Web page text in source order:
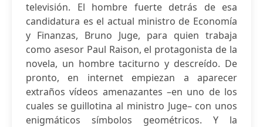
televisión. El hombre fuerte detrás de esa
candidatura es el actual ministro de Economía
y Finanzas, Bruno Juge, para quien trabaja
como asesor Paul Raison, el protagonista de la
novela, un hombre taciturno y descreído. De
pronto, en internet empiezan a aparecer
extraños vídeos amenazantes –en uno de los
cuales se guillotina al ministro Juge– con unos
enigmáticos símbolos geométricos. Y la